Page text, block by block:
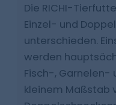
Nassverfahren
das
der
Die RICHI-
Einzel- und
unterschieden.
werden
Fisch-, Garnelen-
kleinem Maßstab